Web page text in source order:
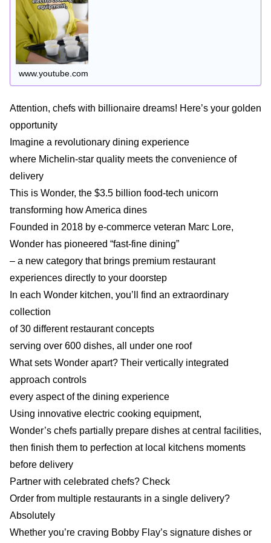
www.youtube.com
Attention, chefs with billionaire dreams! Here’s your golden
opportunity
Imagine a revolutionary dining experience
where Michelin-star quality meets the convenience of
delivery
This is Wonder, the $3.5 billion food-tech unicorn
transforming how America dines
Founded in 2018 by e-commerce veteran Marc Lore,
Wonder has pioneered “fast-fine dining”
– a new category that brings premium restaurant
experiences directly to your doorstep
In each Wonder kitchen, you’ll find an extraordinary
collection
of 30 different restaurant concepts
serving over 600 dishes, all under one roof
What sets Wonder apart? Their vertically integrated
approach controls
every aspect of the dining experience
Using innovative electric cooking equipment,
Wonder’s chefs partially prepare dishes at central facilities,
then finish them to perfection at local kitchens moments
before delivery
Partner with celebrated chefs? Check
Order from multiple restaurants in a single delivery?
Absolutely
Whether you’re craving Bobby Flay’s signature dishes or